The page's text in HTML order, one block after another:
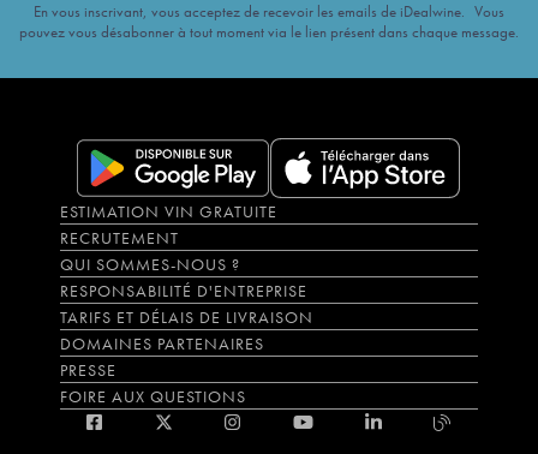
En vous inscrivant, vous acceptez de recevoir les emails de iDealwine. Vous
pouvez vous désabonner à tout moment via le lien présent dans chaque message.
ESTIMATION VIN GRATUITE
RECRUTEMENT
QUI SOMMES-NOUS ?
RESPONSABILITÉ D'ENTREPRISE
TARIFS ET DÉLAIS DE LIVRAISON
DOMAINES PARTENAIRES
PRESSE
FOIRE AUX QUESTIONS